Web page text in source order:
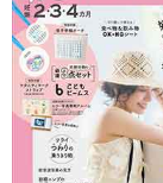
近い供給を担っ
こったそうです
な対策をしていま
江原 粉ミルク・
んの成長を支え
と考えています